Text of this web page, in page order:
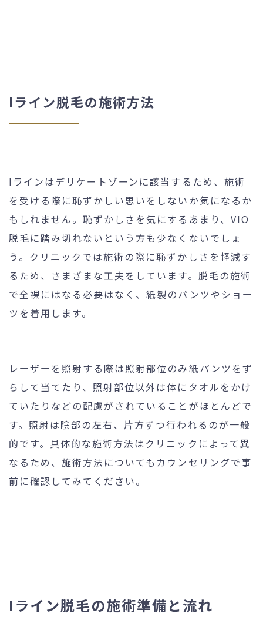
Iライン脱毛の施術方法
Iラインはデリケートゾーンに該当するため、施術
を受ける際に恥ずかしい思いをしないか気になるか
もしれません。恥ずかしさを気にするあまり、VIO
脱毛に踏み切れないという方も少なくないでしょ
う。クリニックでは施術の際に恥ずかしさを軽減す
るため、さまざまな工夫をしています。脱毛の施術
で全裸にはなる必要はなく、紙製のパンツやショー
ツを着用します。
レーザーを照射する際は照射部位のみ紙パンツをず
らして当てたり、照射部位以外は体にタオルをかけ
ていたりなどの配慮がされていることがほとんどで
す。照射は陰部の左右、片方ずつ行われるのが一般
的です。具体的な施術方法はクリニックによって異
なるため、施術方法についてもカウンセリングで事
前に確認してみてください。
Iライン脱毛の施術準備と流れ